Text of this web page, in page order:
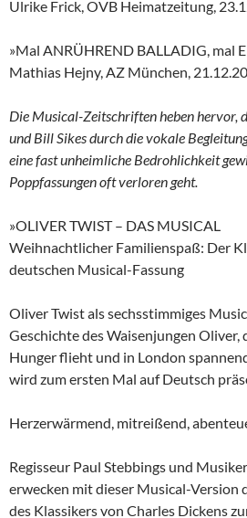
Ulrike Frick, OVB Heimatzeitung,
»Mal ANRÜHREND BALLADIG, mal
Mathias Hejny, AZ München,
Die Musical-Zeitschriften heben hervor,
und Bill Sikes durch die vokale
eine fast unheimliche Bedrohlichkeit
Poppfassungen oft verloren geht.
»OLIVER TWIST – DAS MUSICAL
Weihnachtlicher Familienspaß: Der
deutschen Musical-Fassung
Oliver Twist als sechsstimmiges
Geschichte des Waisenjungen
Hunger flieht und in London
wird zum ersten Mal auf Deutsch
Herzerwärmend, mitreißend,
Regisseur Paul Stebbings und
erwecken mit dieser Musical-Version
des Klassikers von Charles Dickens